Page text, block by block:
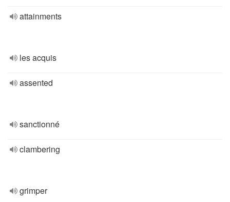
attainments
les acquis
assented
sanctionné
clambering
grimper